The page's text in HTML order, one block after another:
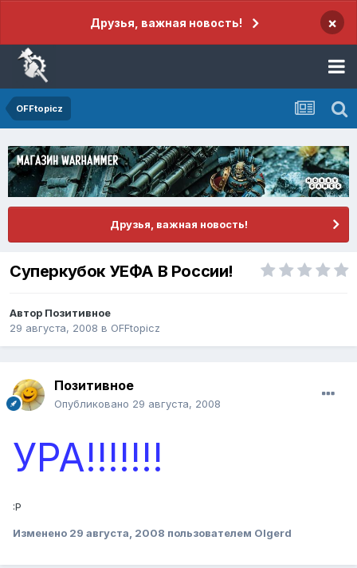
Друзья, важная новость! ×
OFFtopicz
Друзья, важная новость!
Суперкубок УЕФА В России!
Автор Позитивное
29 августа, 2008 в OFFtopicz
Позитивное
Опубликовано 29 августа, 2008
УРА!!!!!!!
:P
Изменено 29 августа, 2008 пользователем Olgerd